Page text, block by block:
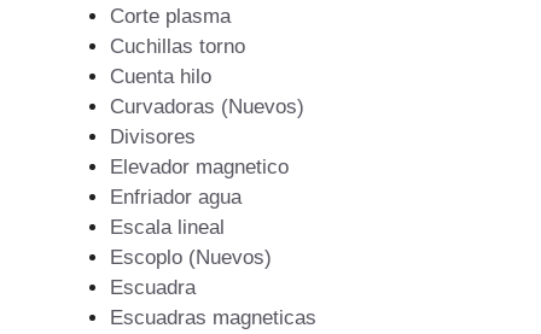
Corte plasma
Cuchillas torno
Cuenta hilo
Curvadoras (Nuevos)
Divisores
Elevador magnetico
Enfriador agua
Escala lineal
Escoplo (Nuevos)
Escuadra
Escuadras magneticas